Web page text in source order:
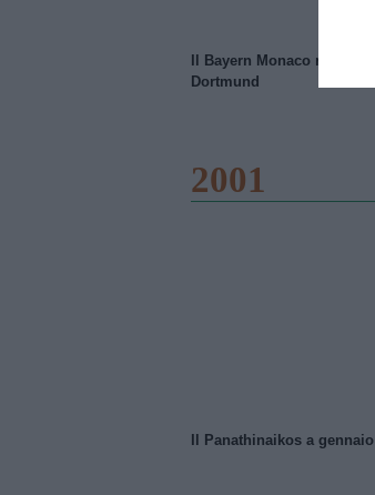
Il Bayern Monaco
Dortmund
2001
Il Panathinaikos a